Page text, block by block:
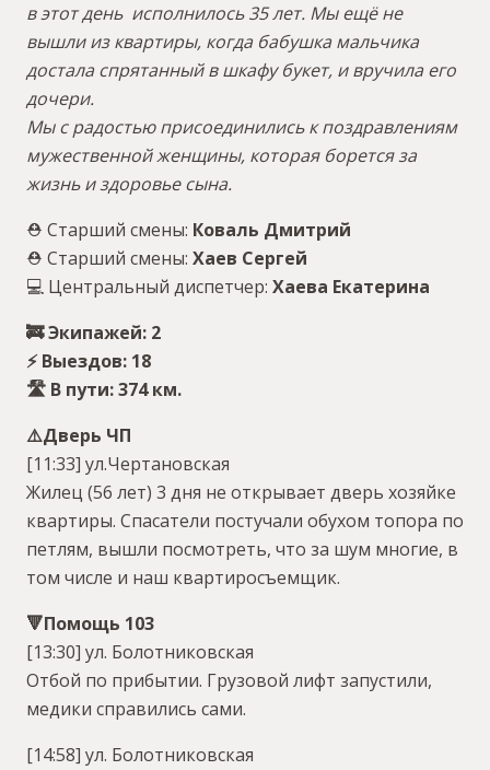
в этот день исполнилось 35 лет. Мы ещё не
вышли из квартиры, когда бабушка мальчика
достала спрятанный в шкафу букет, и вручила его
дочери.
Мы с радостью присоединились к поздравлениям
мужественной женщины, которая борется за
жизнь и здоровье сына.
⛑ Старший смены: Коваль Дмитрий
⛑ Старший смены: Хаев Сергей
💻 Центральный диспетчер: Хаева Екатерина
🚒 Экипажей: 2
⚡️ Выездов: 18
🛣 В пути: 374 км.
⚠️Дверь ЧП
[11:33] ул.Чертановская
Жилец (56 лет) 3 дня не открывает дверь хозяйке
квартиры. Спасатели постучали обухом топора по
петлям, вышли посмотреть, что за шум многие, в
том числе и наш квартиросъемщик.
🔻Помощь 103
[13:30] ул. Болотниковская
Отбой по прибытии. Грузовой лифт запустили,
медики справились сами.
[14:58] ул. Болотниковская